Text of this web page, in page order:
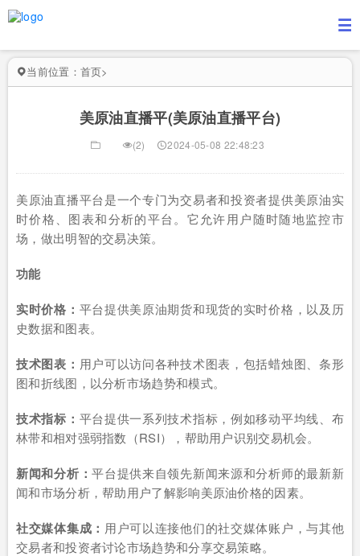
当前位置： 首页>
美原油直播平(美原油直播平台)
(2) 2024-05-08 22:48:23
美原油直播平台是一个专门为交易者和投资者提供美原油实
时价格、图表和分析的平台。它允许用户随时随地监控市
场，做出明智的交易决策。
功能
实时价格： 平台提供美原油期货和现货的实时价格，以及历
史数据和图表。
技术图表： 用户可以访问各种技术图表，包括蜡烛图、条形
图和折线图，以分析市场趋势和模式。
技术指标： 平台提供一系列技术指标，例如移动平均线、布
林带和相对强弱指数（RSI），帮助用户识别交易机会。
新闻和分析：平台提供来自领先新闻来源和分析师的最新新
闻和市场分析，帮助用户了解影响美原油价格的因素。
社交媒体集成： 用户可以连接他们的社交媒体账户，与其他
交易者和投资者讨论市场趋势和分享交易策略。